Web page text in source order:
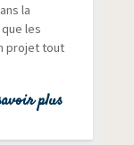
la
les
pro­jet tout
plus